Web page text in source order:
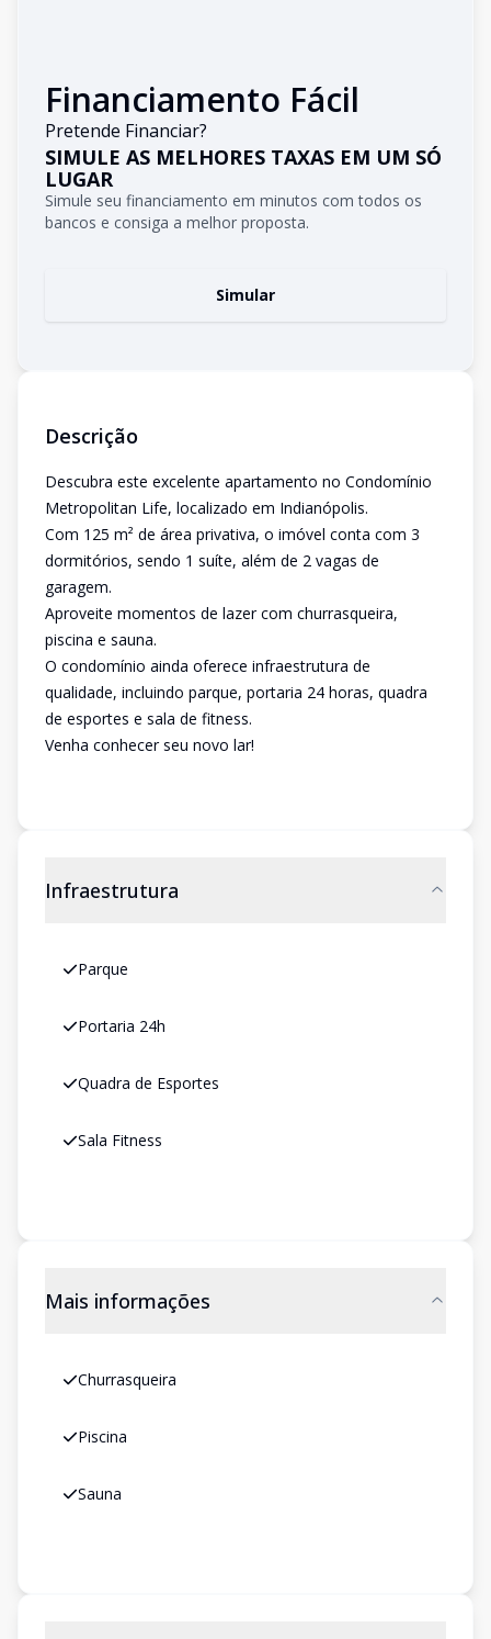
Financiamento Fácil
Pretende Financiar?
SIMULE AS MELHORES TAXAS EM UM SÓ
LUGAR
Simule seu financiamento em minutos com todos os
bancos e consiga a melhor proposta.
Simular
Descrição
Descubra este excelente apartamento no Condomínio
Metropolitan Life, localizado em Indianópolis.
Com 125 m² de área privativa, o imóvel conta com 3
dormitórios, sendo 1 suíte, além de 2 vagas de
garagem.
Aproveite momentos de lazer com churrasqueira,
piscina e sauna.
O condomínio ainda oferece infraestrutura de
qualidade, incluindo parque, portaria 24 horas, quadra
de esportes e sala de fitness.
Venha conhecer seu novo lar!
Infraestrutura
Parque
Portaria 24h
Quadra de Esportes
Sala Fitness
Mais informações
Churrasqueira
Piscina
Sauna